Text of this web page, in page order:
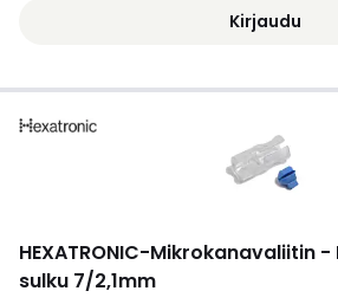
Kirjaudu
HEXATRONIC-Mikrokanavaliitin -
sulku 7/2,1mm